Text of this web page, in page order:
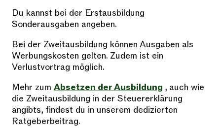
Du kannst bei der Erstausbildung
Sonderausgaben angeben.
Bei der Zweitausbildung können Ausgaben als
Werbungskosten gelten. Zudem ist ein
Verlustvortrag möglich.
Mehr zum Absetzen der Ausbildung , auch wie
die Zweitausbildung in der Steuererklärung
angibts, findest du in unserem dedizierten
Ratgeberbeitrag.